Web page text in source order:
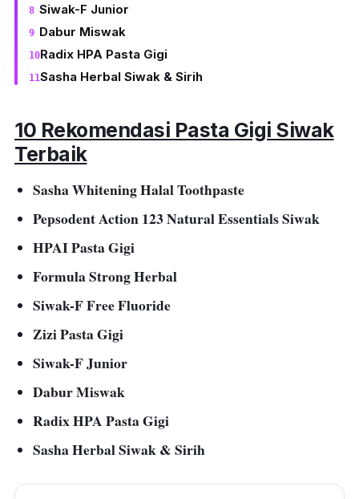
Siwak-F Junior
Dabur Miswak
Radix HPA Pasta Gigi
Sasha Herbal Siwak & Sirih
10 Rekomendasi Pasta Gigi Siwak
Terbaik
Sasha Whitening Halal Toothpaste
Pepsodent Action 123 Natural Essentials Siwak
HPAI Pasta Gigi
Formula Strong Herbal
Siwak-F Free Fluoride
Zizi Pasta Gigi
Siwak-F Junior
Dabur Miswak
Radix HPA Pasta Gigi
Sasha Herbal Siwak & Sirih